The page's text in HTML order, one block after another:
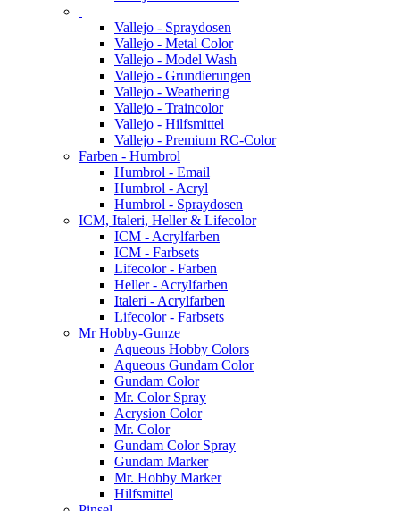
Vallejo - Spraydosen
Vallejo - Metal Color
Vallejo - Model Wash
Vallejo - Grundierungen
Vallejo - Weathering
Vallejo - Traincolor
Vallejo - Hilfsmittel
Vallejo - Premium RC-Color
Farben - Humbrol
Humbrol - Email
Humbrol - Acryl
Humbrol - Spraydosen
ICM, Italeri, Heller & Lifecolor
ICM - Acrylfarben
ICM - Farbsets
Lifecolor - Farben
Heller - Acrylfarben
Italeri - Acrylfarben
Lifecolor - Farbsets
Mr Hobby-Gunze
Aqueous Hobby Colors
Aqueous Gundam Color
Gundam Color
Mr. Color Spray
Acrysion Color
Mr. Color
Gundam Color Spray
Gundam Marker
Mr. Hobby Marker
Hilfsmittel